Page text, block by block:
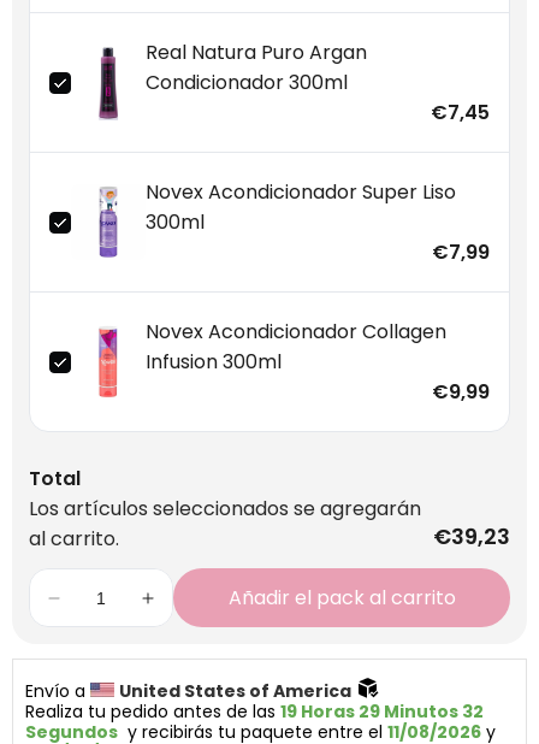
Real Natura Puro Argan
Condicionador 300ml
€7,45
Novex Acondicionador Super Liso
300ml
€7,99
Novex Acondicionador Collagen
Infusion 300ml
€9,99
Total
Los artículos seleccionados se agregarán
al carrito.
€39,23
Añadir el pack al carrito
Envío a
United States of America
Realiza tu pedido antes de las 19 Horas 29 Minutos 32
Segundos
  y recibirás tu paquete entre el
11/08/2026 y